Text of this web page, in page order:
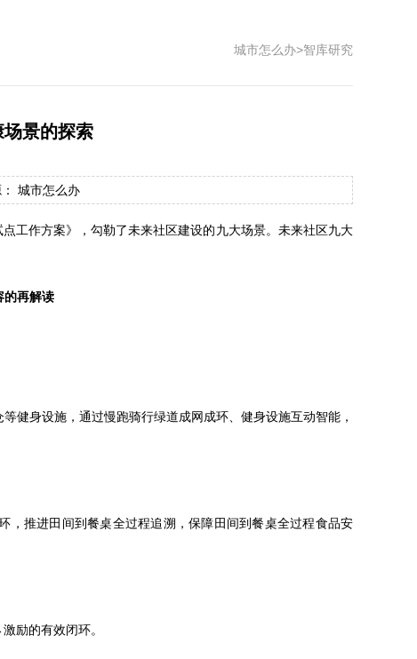
城市怎么办>智库研究
景的探索
城市怎么办
工作方案》，勾勒了未来社区建设的九大场景。未来社区九大
的再解读
健身设施，通过慢跑骑行绿道成网成环、健身设施互动智能，
，推进田间到餐桌全过程追溯，保障田间到餐桌全过程食品安
励的有效闭环。